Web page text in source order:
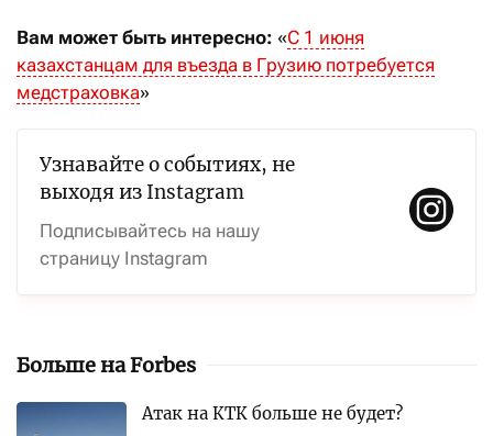
Вам может быть интересно: «С 1 июня
казахстанцам для въезда в Грузию потребуется
медстраховка»
Узнавайте о событиях, не
выходя из Instagram
Подписывайтесь на нашу
страницу Instagram
Больше на Forbes
Атак на КТК больше не будет?